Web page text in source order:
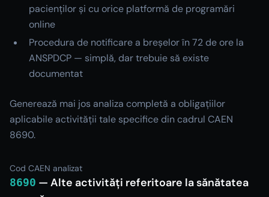
pacienților și cu orice platformă de programări
online
Procedura de notificare a breșelor în 72 de ore la
ANSPDCP — simplă, dar trebuie să existe
documentat
Generează mai jos analiza completă a obligațiilor
aplicabile activității tale specifice din cadrul CAEN
8690.
Cod CAEN analizat
8690 — Alte activități referitoare la sănătatea